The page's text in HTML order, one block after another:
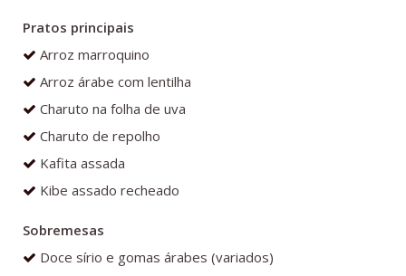
Pratos principais
Arroz marroquino
Arroz árabe com lentilha
Charuto na folha de uva
Charuto de repolho
Kafita assada
Kibe assado recheado
Sobremesas
Doce sírio e gomas árabes (variados)